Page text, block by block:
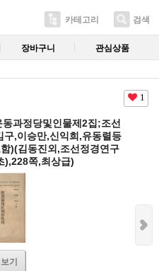
카테고리 검색
장바구니 관심상품
1
과정당및인물제2집;조선
구,이승만,신익희,유동렬등
)(김동진외,조선정경연구
),228쪽,최상급)
기